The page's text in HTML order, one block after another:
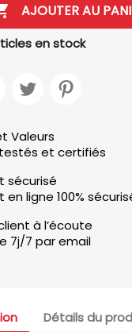
AJOUTER AU
en stock
Valeurs
et certifiés
sécurisé
en ligne 100%
à l’écoute
7j/7 par email
Détails du